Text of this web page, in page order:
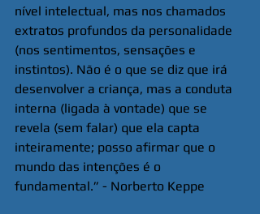
nível intelectual, mas nos chamados
extratos profundos da personalidade
(nos sentimentos, sensações e
instintos). Não é o que se diz que irá
desenvolver a criança, mas a conduta
interna (ligada à vontade) que se
revela (sem falar) que ela capta
inteiramente; posso afirmar que o
mundo das intenções é o
fundamental.” - Norberto Keppe